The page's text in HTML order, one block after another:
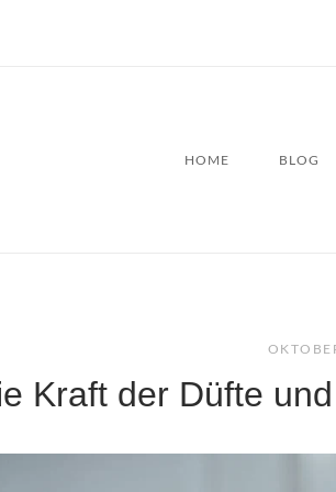
HOME BLOG
Kraft der Düfte